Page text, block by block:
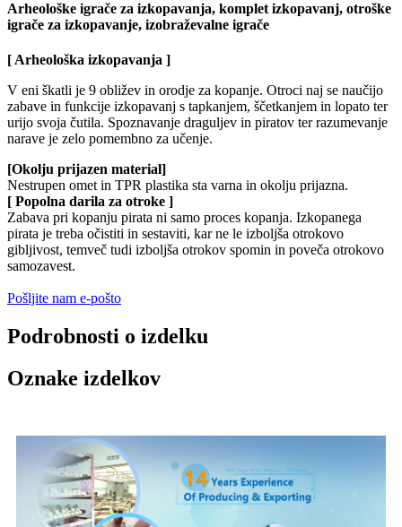
Arheološke igrače za izkopavanja, komplet izkopavanj, otroške
igrače za izkopavanje, izobraževalne igrače
[ Arheološka izkopavanja ]
V eni škatli je 9 obližev in orodje za kopanje. Otroci naj se naučijo
zabave in funkcije izkopavanj s tapkanjem, ščetkanjem in lopato ter
urijo svoja čutila. Spoznavanje draguljev in piratov ter razumevanje
narave je zelo pomembno za učenje.
[Okolju prijazen material]
Nestrupen omet in TPR plastika sta varna in okolju prijazna.
[ Popolna darila za otroke ]
Zabava pri kopanju pirata ni samo proces kopanja. Izkopanega
pirata je treba očistiti in sestaviti, kar ne le izboljša otrokovo
gibljivost, temveč tudi izboljša otrokov spomin in poveča otrokovo
samozavest.
Pošljite nam e-pošto
Podrobnosti o izdelku
Oznake izdelkov